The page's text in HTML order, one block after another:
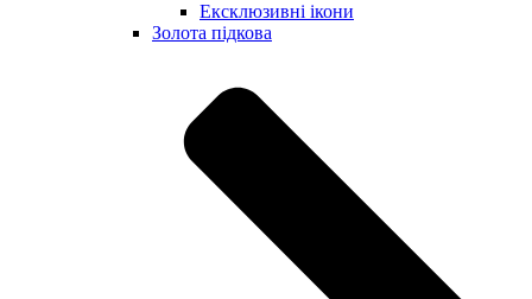
Ексклюзивні ікони
Золота підкова